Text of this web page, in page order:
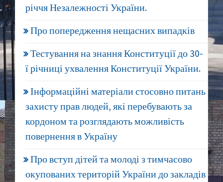
річчя Незалежності України.
Про попередження нещасних випадків
Тестування на знання Конституції до 30-
ї річниці ухвалення Конституції України.
Інформаційні матеріали стосовно питань
захисту прав людей, які перебувають за
кордоном та розглядають можливість
повернення в Україну
Про вступ дітей та молоді з тимчасово
окупованих територій України до закладів